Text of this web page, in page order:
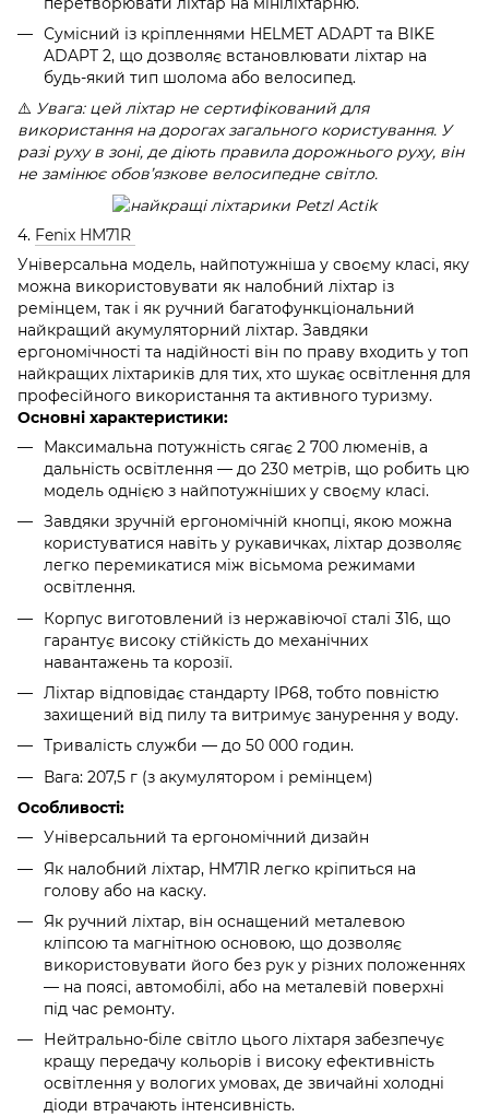
Сумісний із кріпленнями HELMET ADAPT та BIKE
ADAPT 2, що дозволяє встановлювати ліхтар на
будь-який тип шолома або велосипед.
⚠️ Увага: цей ліхтар не сертифікований для
використання на дорогах загального користування. У
разі руху в зоні, де діють правила дорожнього руху, він
не замінює обов’язкове велосипедне світло.
4. Fenix HM71R
Універсальна модель, найпотужніша у своєму класі, яку
можна використовувати як налобний ліхтар із
ремінцем, так і як ручний багатофункціональний
найкращий акумуляторний ліхтар. Завдяки
ергономічності та надійності він по праву входить у топ
найкращих ліхтариків для тих, хто шукає освітлення для
професійного використання та активного туризму.
Основні характеристики:
Максимальна потужність сягає 2 700 люменів, а
дальність освітлення — до 230 метрів, що робить цю
модель однією з найпотужніших у своєму класі.
Завдяки зручній ергономічній кнопці, якою можна
користуватися навіть у рукавичках, ліхтар дозволяє
легко перемикатися між вісьмома режимами
освітлення.
Корпус виготовлений із нержавіючої сталі 316, що
гарантує високу стійкість до механічних
навантажень та корозії.
Ліхтар відповідає стандарту IP68, тобто повністю
захищений від пилу та витримує занурення у воду.
Тривалість служби — до 50 000 годин.
Вага: 207,5 г (з акумулятором і ремінцем)
Особливості:
Універсальний та ергономічний дизайн
Як налобний ліхтар, HM71R легко кріпиться на
голову або на каску.
Як ручний ліхтар, він оснащений металевою
кліпсою та магнітною основою, що дозволяє
використовувати його без рук у різних положеннях
— на поясі, автомобілі, або на металевій поверхні
під час ремонту.
Нейтрально-біле світло цього ліхтаря забезпечує
кращу передачу кольорів і високу ефективність
освітлення у вологих умовах, де звичайні холодні
діоди втрачають інтенсивність.